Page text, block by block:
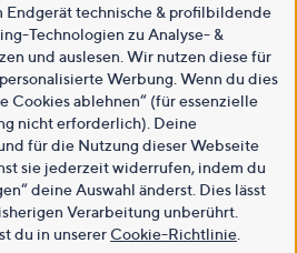
technische & profilbildende
Technologien zu Analyse- &
und auslesen. Wir nutzen diese für
Werbung. Wenn du dies
Cookies ablehnen“ (für essenzielle
nicht erforderlich). Deine
für die Nutzung dieser Webseite
sie jederzeit widerrufen, indem du
deine Auswahl änderst. Dies lässt
Verarbeitung unberührt.
du in unsererCookie-Richtlinie